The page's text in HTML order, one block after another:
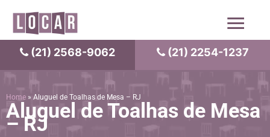
conteúdo
Home » Aluguel de Toalhas de Mesa – RJ
Aluguel de Toalhas de Mesa
– RJ
(21) 2568-9062 (21) 2254-1237